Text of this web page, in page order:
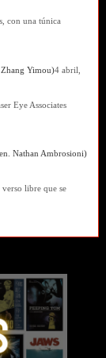
con una túnica
Yimou)4 abril,
Eye Associates
Nathan Ambrosioni)
libre que se